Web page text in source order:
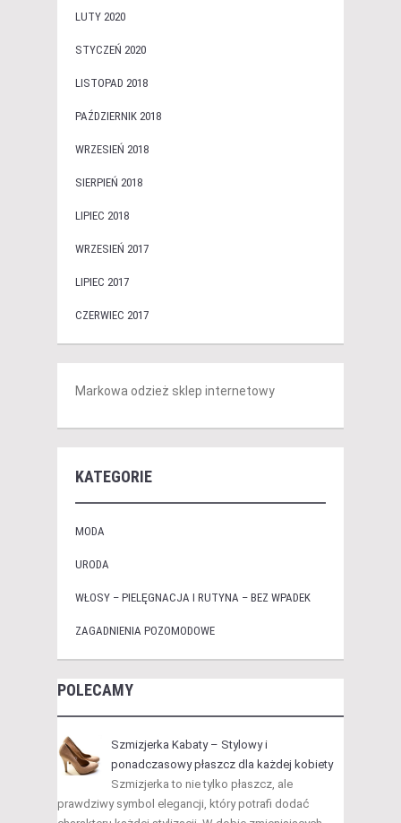
LUTY 2020
STYCZEŃ 2020
LISTOPAD 2018
PAŹDZIERNIK 2018
WRZESIEŃ 2018
SIERPIEŃ 2018
LIPIEC 2018
WRZESIEŃ 2017
LIPIEC 2017
CZERWIEC 2017
Markowa odzież sklep internetowy
KATEGORIE
MODA
URODA
WŁOSY – PIELĘGNACJA I RUTYNA – BEZ WPADEK
ZAGADNIENIA POZOMODOWE
POLECAMY
Szmizjerka Kabaty – Stylowy i
ponadczasowy płaszcz dla każdej kobiety
Szmizjerka to nie tylko płaszcz, ale
prawdziwy symbol elegancji, który potrafi dodać